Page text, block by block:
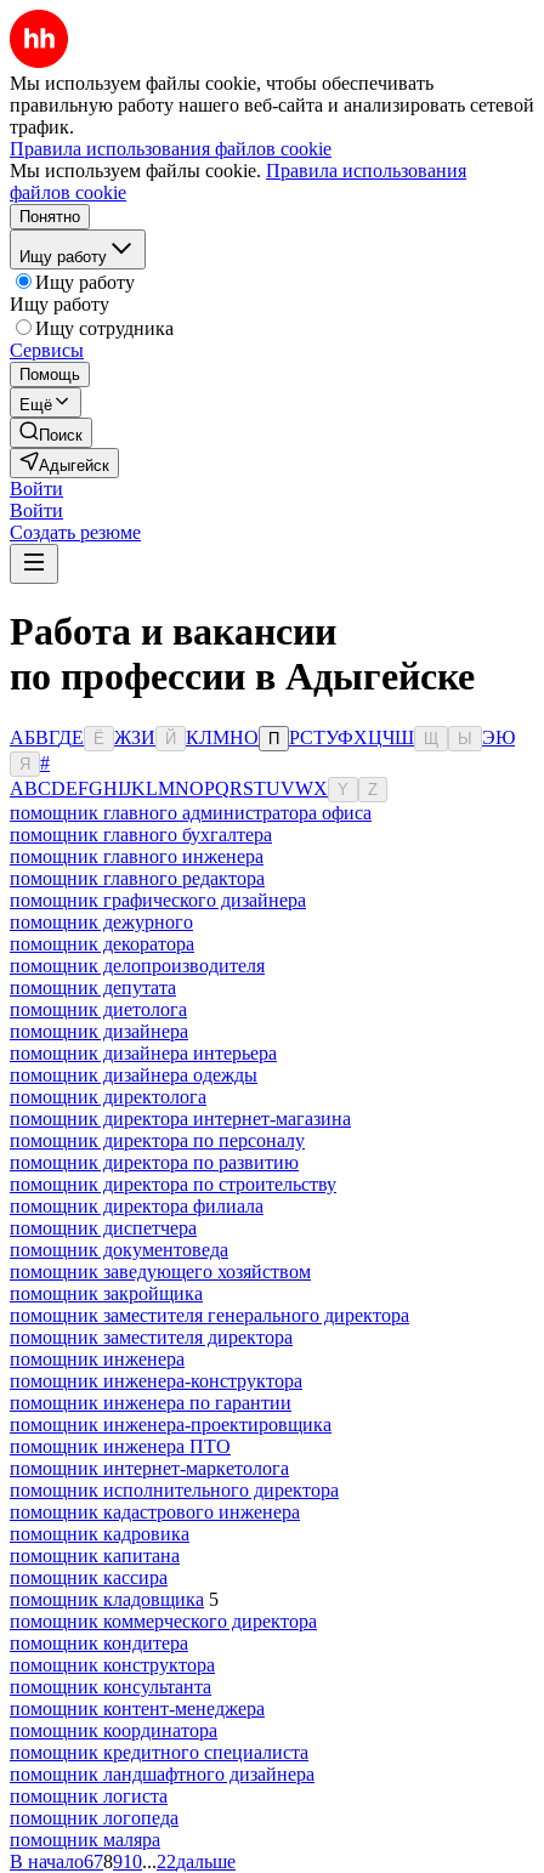
Мы используем файлы cookie, чтобы обеспечивать
правильную работу нашего веб-сайта и анализировать сетевой
трафик.
Правила использования файлов cookie
Мы используем файлы cookie. Правила использования
файлов cookie
Понятно
Ищу работу
Ищу работу
Ищу работу
Ищу сотрудника
Сервисы
Помощь
Ещё
Поиск
Адыгейск
Войти
Войти
Создать резюме
Работа и вакансии
по профессии в Адыгейске
АБВГДЕ Ё ЖЗИ Й КЛМНО П РСТУФХЦЧШ Ы ЭЮ
Я
#
ABCDEFGHIJKLMNOPQRSTUVWX Y Z
помощник главного администратора офиса
помощник главного бухгалтера
помощник главного инженера
помощник главного редактора
помощник графического дизайнера
помощник дежурного
помощник декоратора
помощник делопроизводителя
помощник депутата
помощник диетолога
помощник дизайнера
помощник дизайнера интерьера
помощник дизайнера одежды
помощник директолога
помощник директора интернет-магазина
помощник директора по персоналу
помощник директора по развитию
помощник директора по строительству
помощник директора филиала
помощник диспетчера
помощник документоведа
помощник заведующего хозяйством
помощник закройщика
помощник заместителя генерального директора
помощник заместителя директора
помощник инженера
помощник инженера-конструктора
помощник инженера по гарантии
помощник инженера-проектировщика
помощник инженера ПТО
помощник интернет-маркетолога
помощник исполнительного директора
помощник кадастрового инженера
помощник кадровика
помощник капитана
помощник кассира
помощник кладовщика 5
помощник коммерческого директора
помощник кондитера
помощник конструктора
помощник консультанта
помощник контент-менеджера
помощник координатора
помощник кредитного специалиста
помощник ландшафтного дизайнера
помощник логиста
помощник логопеда
помощник маляра
В начало678910...22дальше